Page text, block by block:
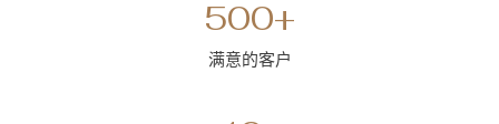
500+
满意的客户